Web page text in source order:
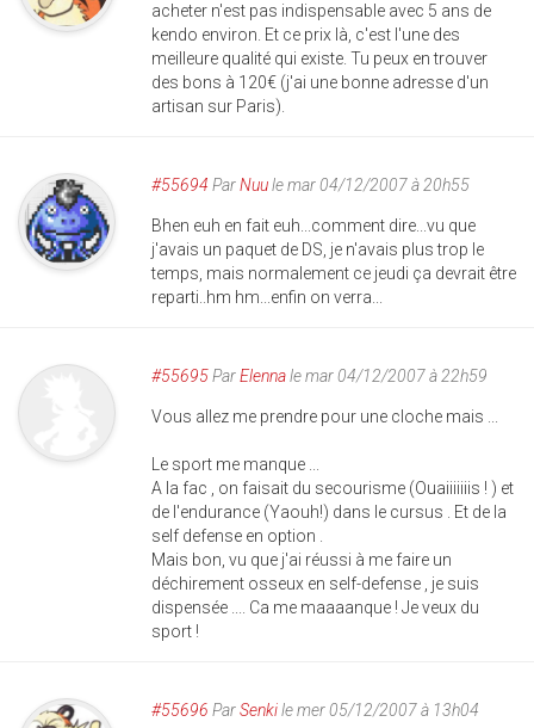
acheter n'est pas indispensable avec 5 ans de
kendo environ. Et ce prix là, c'est l'une des
meilleure qualité qui existe. Tu peux en trouver
des bons à 120€ (j'ai une bonne adresse d'un
artisan sur Paris).
#55694 ParNuule mar 04/12/2007 à 20h55
Bhen euh en fait euh...comment dire...vu que
j'avais un paquet de DS, je n'avais plus trop le
temps, mais normalement ce jeudi ça devrait être
reparti..hm hm...enfin on verra...
#55695ParElennale mar 04/12/2007 à 22h59
Vous allez me prendre pour une cloche mais ...
Le sport me manque ...
A la fac , on faisait du secourisme (Ouaiiiiiiis ! ) et
de l'endurance (Yaouh!) dans le cursus . Et de la
self defense en option .
Mais bon, vu que j'ai réussi à me faire un
déchirement osseux en self-defense , je suis
dispensée .... Ca me maaaanque ! Je veux du
sport !
#55696 ParSenkile mer 05/12/2007 à 13h04